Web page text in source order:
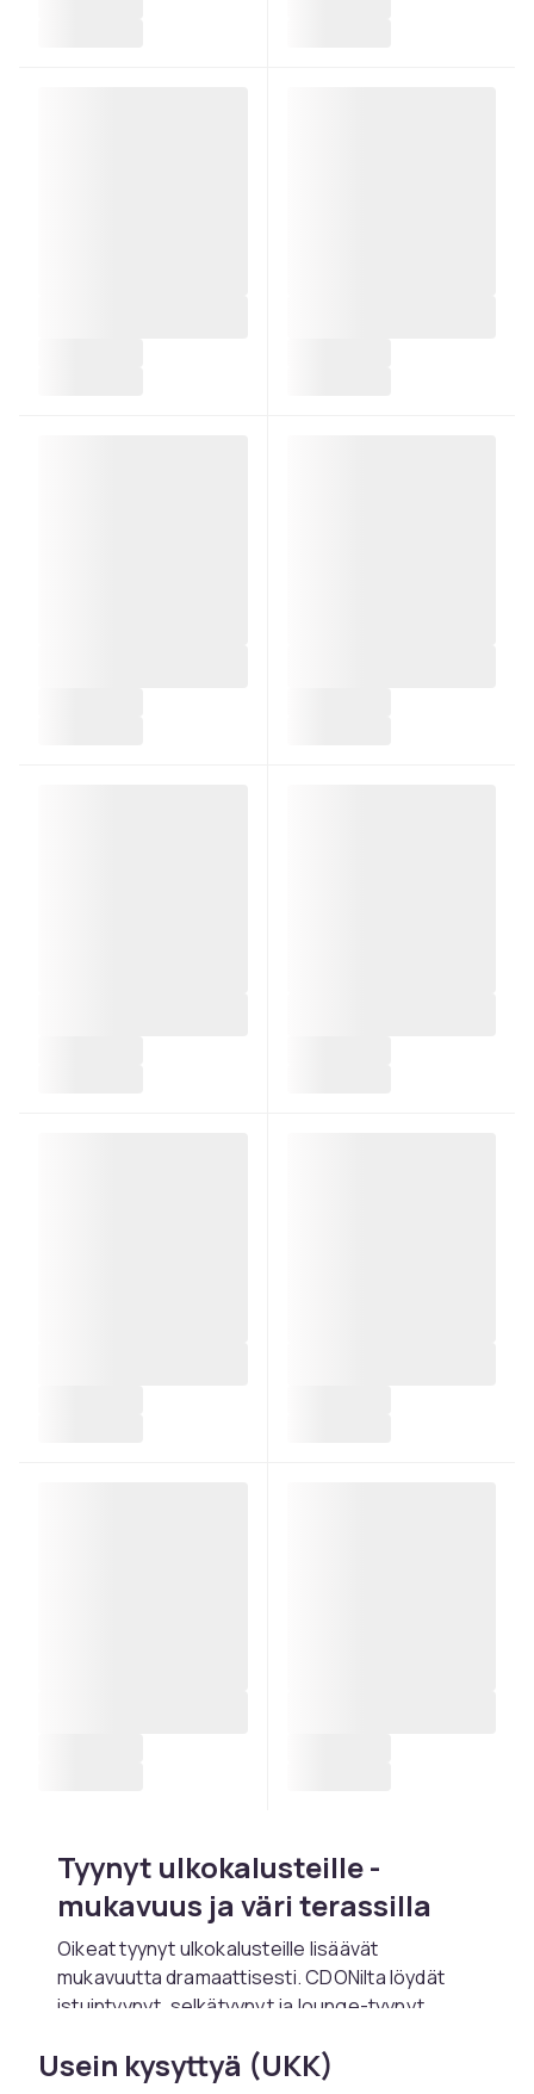
Tyynyt ulkokalusteille -
mukavuus ja väri terassilla
Oikeat tyynyt ulkokalusteille lisäävät
mukavuutta dramaattisesti. CDONilta löydät
istuintyynyt, selkätyynyt ja lounge-tyynyt
Ulkotypynyjen on kestettävä sadetta, aurinkoa
Usein kysyttyä (UKK)